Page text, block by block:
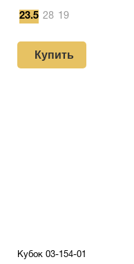
23.5 28 19
Купить
Кубок 03-154-01